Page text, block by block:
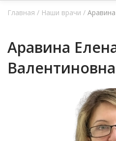
Главная / Наши врачи /
Аравина
Валентиновна